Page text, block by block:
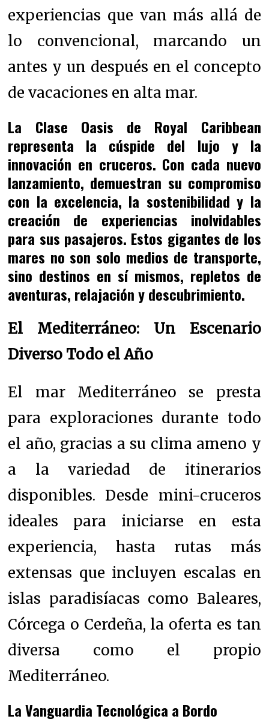
experiencias que van más allá de
lo convencional, marcando un
antes y un después en el concepto
de vacaciones en alta mar.
La Clase Oasis de Royal Caribbean
representa la cúspide del lujo y la
innovación en cruceros. Con cada nuevo
lanzamiento, demuestran su compromiso
con la excelencia, la sostenibilidad y la
creación de experiencias inolvidables
para sus pasajeros. Estos gigantes de los
mares no son solo medios de transporte,
sino destinos en sí mismos, repletos de
aventuras, relajación y descubrimiento.
El Mediterráneo: Un Escenario
Diverso Todo el Año
El mar Mediterráneo se presta
para exploraciones durante todo
el año, gracias a su clima ameno y
a la variedad de itinerarios
disponibles. Desde mini-cruceros
ideales para iniciarse en esta
experiencia, hasta rutas más
extensas que incluyen escalas en
islas paradisíacas como Baleares,
Córcega o Cerdeña, la oferta es tan
diversa como el propio
Mediterráneo.
La Vanguardia Tecnológica a Bordo